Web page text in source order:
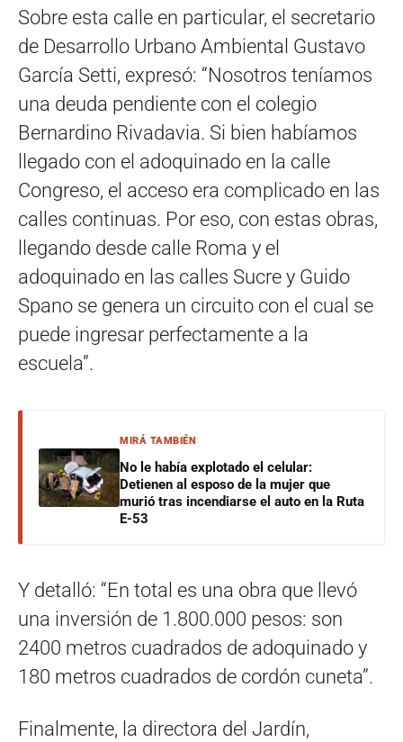
Sobre esta calle en particular, el secretario
de Desarrollo Urbano Ambiental Gustavo
García Setti, expresó: “Nosotros teníamos
una deuda pendiente con el colegio
Bernardino Rivadavia. Si bien habíamos
llegado con el adoquinado en la calle
Congreso, el acceso era complicado en las
calles continuas. Por eso, con estas obras,
llegando desde calle Roma y el
adoquinado en las calles Sucre y Guido
Spano se genera un circuito con el cual se
puede ingresar perfectamente a la
escuela”.
MIRÁ TAMBIÉN
No le había explotado el celular:
Detienen al esposo de la mujer que
murió tras incendiarse el auto en la Ruta
E-53
Y detalló: “En total es una obra que llevó
una inversión de 1.800.000 pesos: son
2400 metros cuadrados de adoquinado y
180 metros cuadrados de cordón cuneta”.
Finalmente, la directora del Jardín,